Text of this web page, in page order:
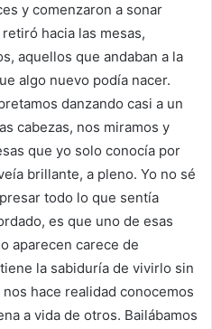
y comenzaron a sonar
hacia las mesas,
aquellos que andaban a la
algo nuevo podía nacer.
danzando casi a un
cabezas, nos miramos y
que yo solo conocía por
brillante, a pleno. Yo no sé
todo lo que sentía
es que uno de esas
aparecen carece de
la sabiduría de vivirlo sin
hace realidad conocemos
a vida de otros. Bailábamos